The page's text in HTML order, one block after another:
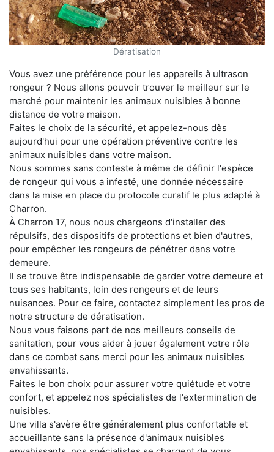
Dératisation
Vous avez une préférence pour les appareils à ultrason
rongeur ? Nous allons pouvoir trouver le meilleur sur le
marché pour maintenir les animaux nuisibles à bonne
distance de votre maison.
Faites le choix de la sécurité, et appelez-nous dès
aujourd'hui pour une opération préventive contre les
animaux nuisibles dans votre maison.
Nous sommes sans conteste à même de définir l'espèce
de rongeur qui vous a infesté, une donnée nécessaire
dans la mise en place du protocole curatif le plus adapté à
Charron.
À Charron 17, nous nous chargeons d'installer des
répulsifs, des dispositifs de protections et bien d'autres,
pour empêcher les rongeurs de pénétrer dans votre
demeure.
Il se trouve être indispensable de garder votre demeure et
tous ses habitants, loin des rongeurs et de leurs
nuisances. Pour ce faire, contactez simplement les pros de
notre structure de dératisation.
Nous vous faisons part de nos meilleurs conseils de
sanitation, pour vous aider à jouer également votre rôle
dans ce combat sans merci pour les animaux nuisibles
envahissants.
Faites le bon choix pour assurer votre quiétude et votre
confort, et appelez nos spécialistes de l'extermination de
nuisibles.
Une villa s'avère être généralement plus confortable et
accueillante sans la présence d'animaux nuisibles